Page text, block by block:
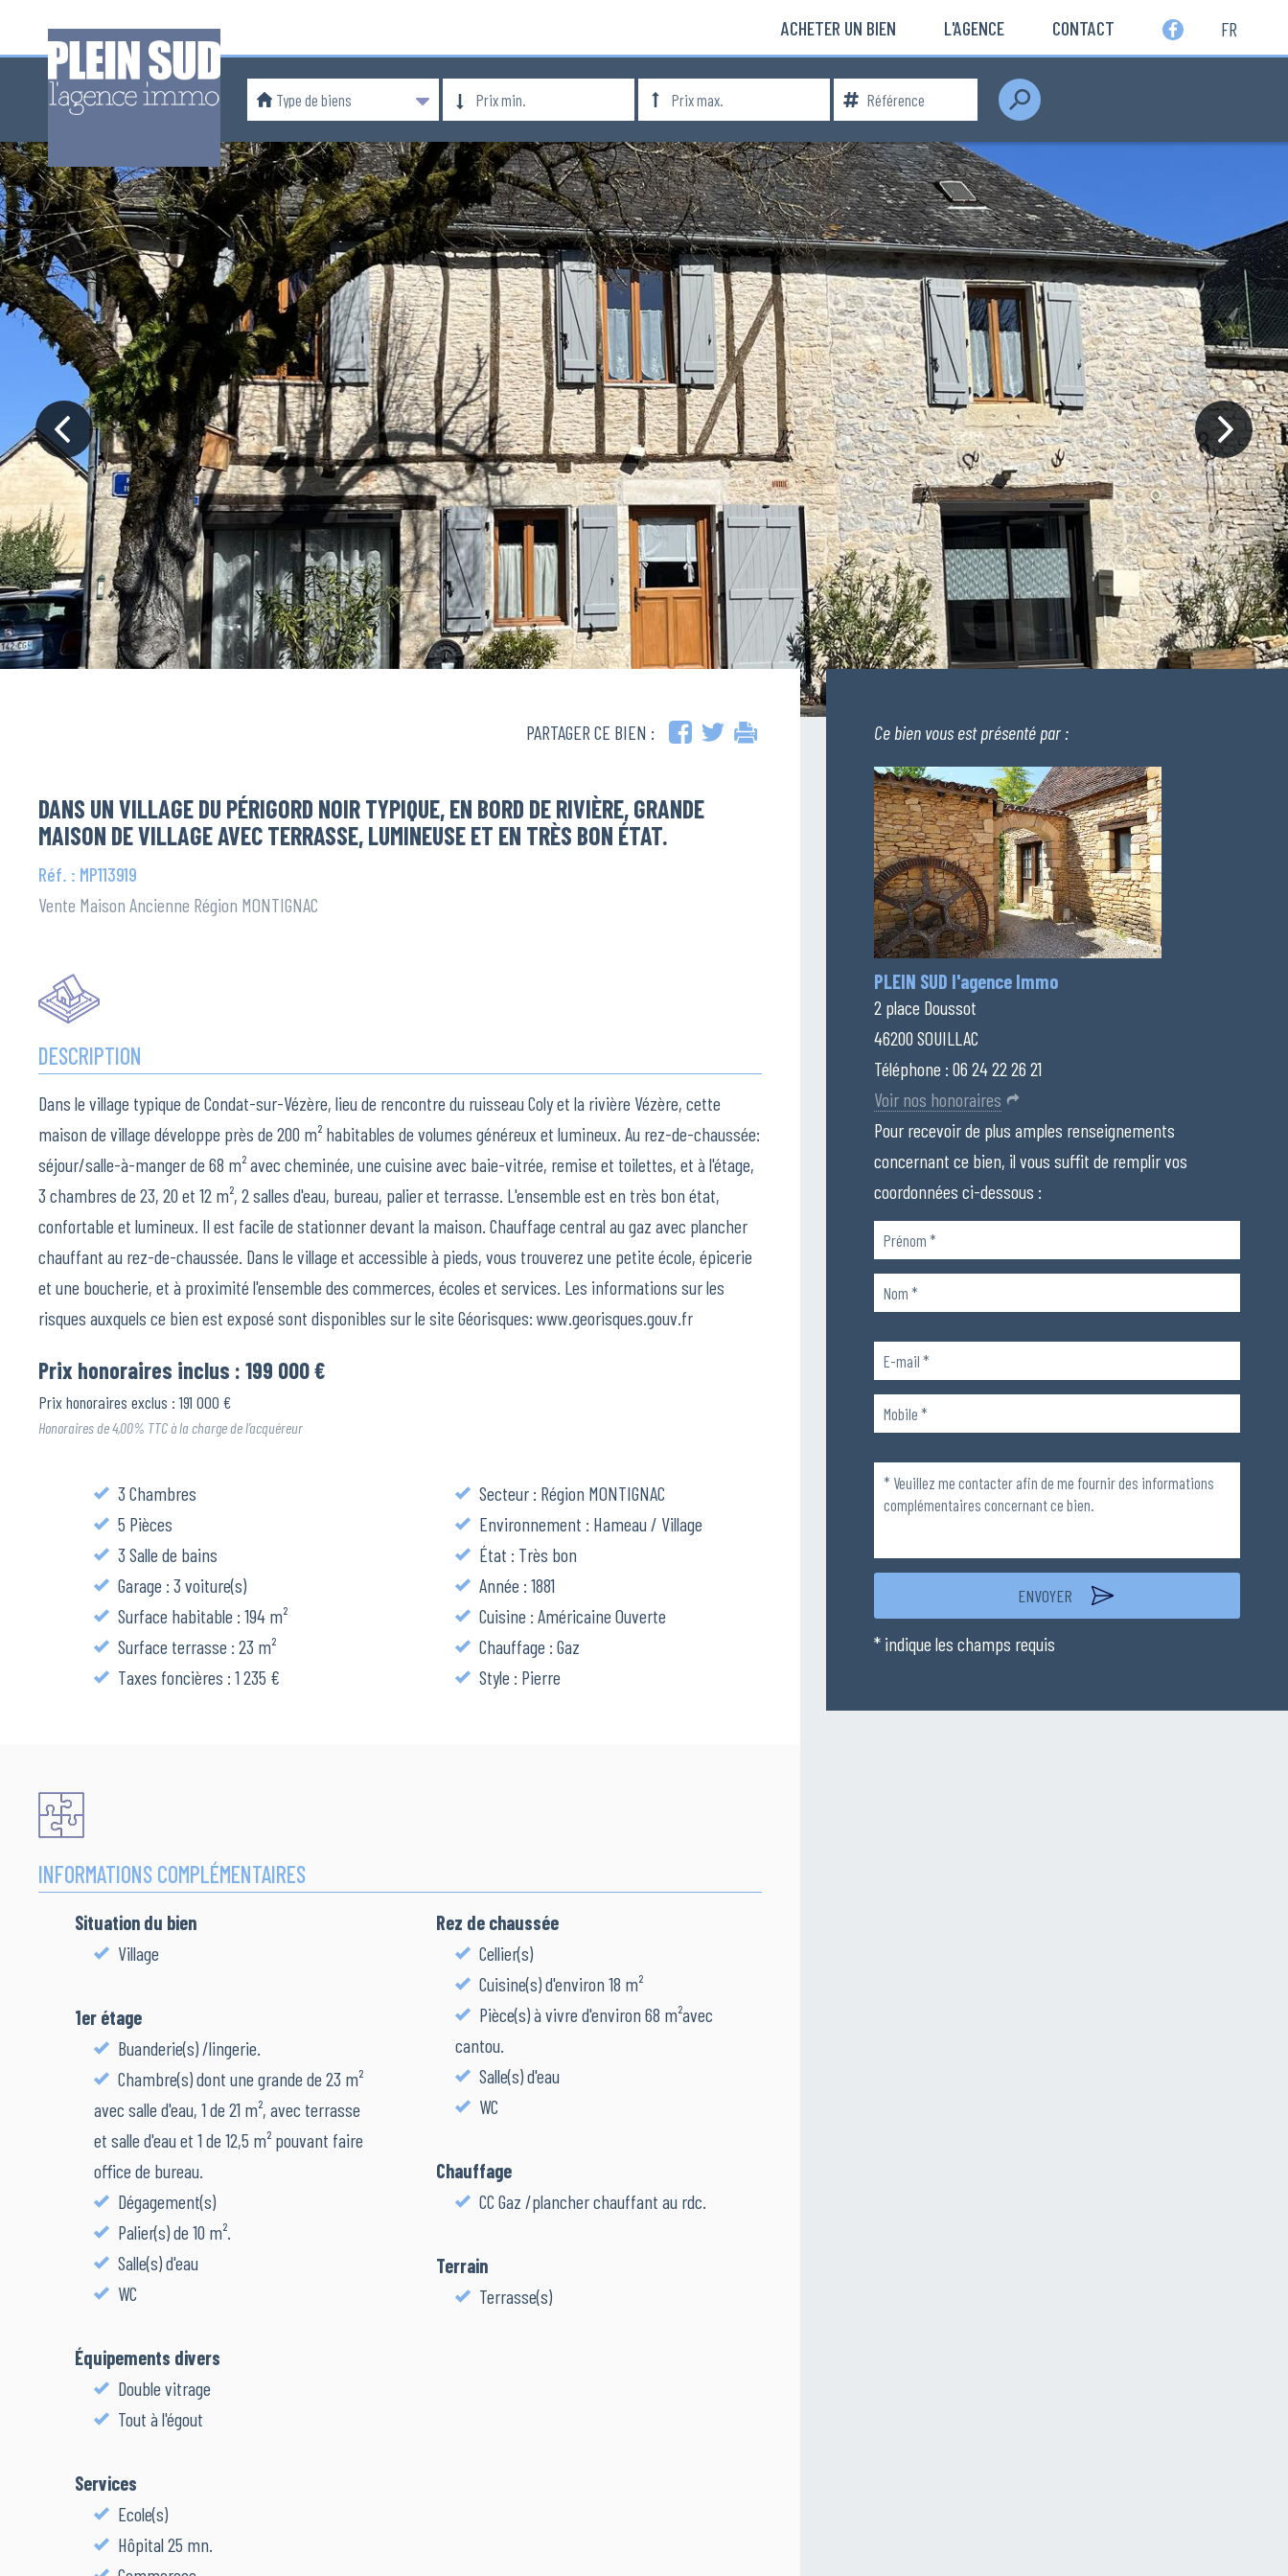
ACHETER UN BIEN L'AGENCE CONTACT FR
Rechercher
PARTAGER CE BIEN :
DANS UN VILLAGE DU PÉRIGORD NOIR TYPIQUE, EN BORD DE RIVIÈRE, GRANDE
MAISON DE VILLAGE AVEC TERRASSE, LUMINEUSE ET EN TRÈS BON ÉTAT.
Réf. : MP113919
Vente Maison Ancienne Région MONTIGNAC
DESCRIPTION
Dans le village typique de Condat-sur-Vézère, lieu de rencontre du ruisseau Coly et la rivière Vézère, cette
maison de village développe près de 200 m² habitables de volumes généreux et lumineux. Au rez-de-chaussée:
séjour/salle-à-manger de 68 m² avec cheminée, une cuisine avec baie-vitrée, remise et toilettes, et à l'étage,
3 chambres de 23, 20 et 12 m², 2 salles d'eau, bureau, palier et terrasse. L'ensemble est en très bon état,
confortable et lumineux. Il est facile de stationner devant la maison. Chauffage central au gaz avec plancher
chauffant au rez-de-chaussée. Dans le village et accessible à pieds, vous trouverez une petite école, épicerie
et une boucherie, et à proximité l'ensemble des commerces, écoles et services. Les informations sur les
risques auxquels ce bien est exposé sont disponibles sur le site Géorisques: www.georisques.gouv.fr
Prix honoraires inclus : 199 000 €
Prix honoraires exclus : 191 000 €
Honoraires de 4,00% TTC à la charge de l’acquéreur
3 Chambres
5 Pièces
3 Salle de bains
Garage : 3 voiture(s)
Surface habitable : 194 m²
Surface terrasse : 23 m²
Taxes foncières : 1 235 €
Secteur : Région MONTIGNAC
Environnement : Hameau / Village
État : Très bon
Année : 1881
Cuisine : Américaine Ouverte
Chauffage : Gaz
Style : Pierre
INFORMATIONS COMPLÉMENTAIRES
Situation du bien
Village
1er étage
Buanderie(s) /lingerie.
Chambre(s) dont une grande de 23 m²
avec salle d'eau, 1 de 21 m², avec terrasse
et salle d'eau et 1 de 12,5 m² pouvant faire
office de bureau.
Dégagement(s)
Palier(s) de 10 m².
Salle(s) d'eau
WC
Équipements divers
Double vitrage
Tout à l'égout
Services
Ecole(s)
Hôpital 25 mn.
Rez de chaussée
Cellier(s)
Cuisine(s) d'environ 18 m²
Pièce(s) à vivre d'environ 68 m²avec
cantou.
Salle(s) d'eau
WC
Chauffage
CC Gaz /plancher chauffant au rdc.
Terrain
Terrasse(s)
Ce bien vous est présenté par :
PLEIN SUD l'agence Immo
2 place Doussot
46200 SOUILLAC
Téléphone : 06 24 22 26 21
Voir nos honoraires
Pour recevoir de plus amples renseignements
concernant ce bien, il vous suffit de remplir vos
coordonnées ci-dessous :
Veuillez
laisser
ce
champ
vide.
Veuillez
laisser
champ
* indique les champs requis